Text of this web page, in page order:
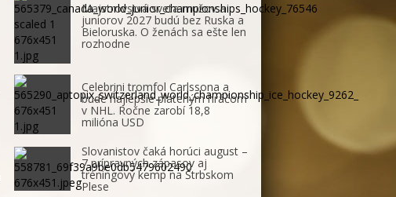
Majstrovstvá sveta mužov a
juniorov 2027 budú bez Ruska a
Bieloruska. O ženách sa ešte len
rozhodne
Celebrini tromfol Carlssona a
bude najlepšie plateným hráčom
v NHL. Ročne zarobí 18,8
milióna USD
Slovanistov čaká horúci august –
7 prípravných zápasov aj
tréningový kemp na Štrbskom
Plese